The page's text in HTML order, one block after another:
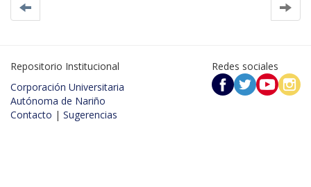
Repositorio Institucional
Corporación Universitaria
Autónoma de Nariño
Contacto | Sugerencias
Redes sociales